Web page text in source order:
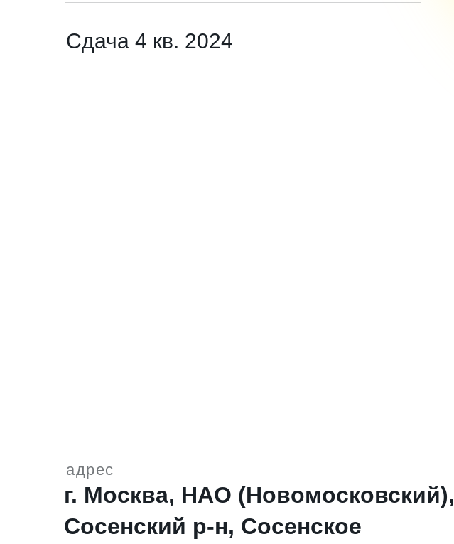
Сдача 4 кв. 2024
адрес
г. Москва, НАО (Новомосковский),
Сосенский р-н, Сосенское